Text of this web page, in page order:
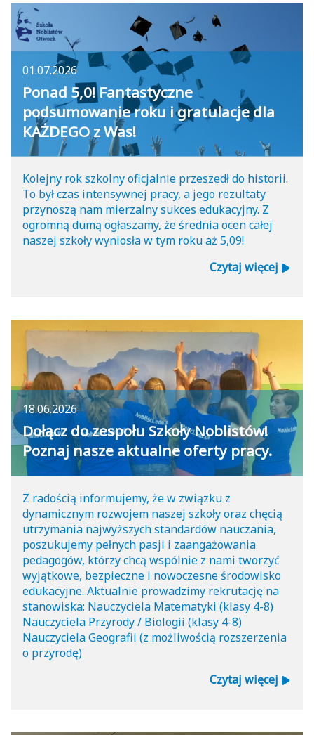
Nauczyciele
Wolontariat
Mundurek
Dokumenty
Obiady
Podręczniki
Rada Rodziców
Lektury
Samorząd Uczniowski
Zasady rekrutacji
Rekrutacja online
KONTAKT
01.07.2026
Ponad 5,0! Fantastyczne
podsumowanie roku i gratulacje dla
KAŻDEGO z Was!
Kolejny rok szkolny oficjalnie przeszedł do historii.
To był czas intensywnej pracy, a jego rezultaty
przynoszą nam mierzalny sukces edukacyjny. Z
ogromną dumą ogłaszamy, że średnia ocen całej
naszej szkoły wyniosła w tym roku aż 5,09!
Czytaj więcej
18.06.2026
Dołącz do zespołu Szkoły Noblistów!
Poznaj nasze aktualne oferty pracy.
Z radością informujemy, że w związku z
dynamicznym rozwojem naszej szkoły oraz chęcią
utrzymania najwyższych standardów nauczania,
poszukujemy pełnych pasji i zaangażowania
pedagogów, którzy chcą wspólnie z nami tworzyć
wyjątkowe, bezpieczne i nowoczesne środowisko
edukacyjne. Aktualnie prowadzimy rekrutację na
stanowiska: Nauczyciela Matematyki (klasy 4-8)
Nauczyciela Przyrody / Biologii (klasy 4-8)
Nauczyciela Geografii (z możliwością rozszerzenia
o przyrodę)
Czytaj więcej